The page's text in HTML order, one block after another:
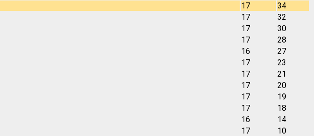
17
34
17
32
17
30
17
28
16
27
17
23
17
21
17
20
17
19
17
18
16
14
17
10